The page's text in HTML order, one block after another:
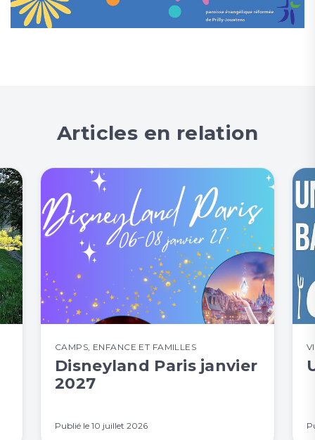
Articles en relation
CAMPS ENFANCE ET FAMILLES
Disneyland Paris janvier
2027
Publié le 10 juillet 2026